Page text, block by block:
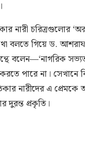
নারী চরিত্রগুলোর
বলতে গিয়ে ড.
বলেন—‘নাগরিক
পারে না। সেখানে
নারীদের এ
দুরন্ত প্রকৃতি।